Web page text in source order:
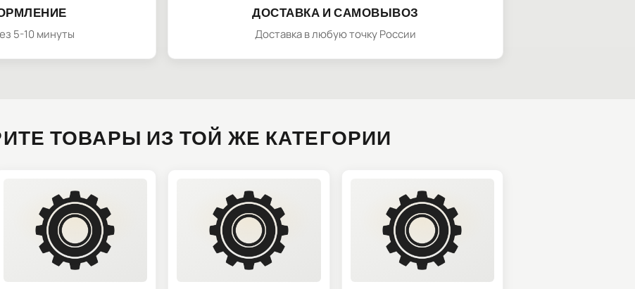
5-10 минуты
ДОСТАВКА И САМОВЫВОЗ
Доставка в любую точку России
ТОВАРЫ ИЗ ТОЙ ЖЕ КАТЕГОРИИ